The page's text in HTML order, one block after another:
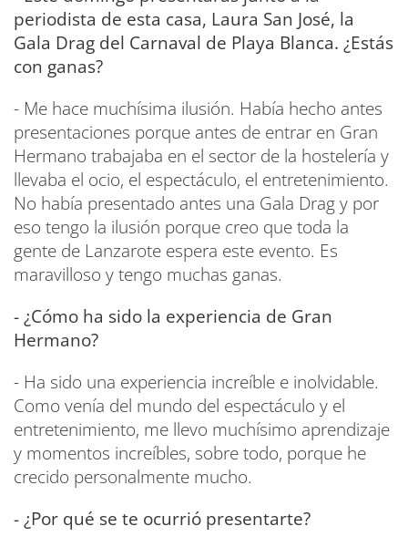
periodista de esta casa, Laura San José, la
Gala Drag del Carnaval de Playa Blanca. ¿Estás
con ganas?
- Me hace muchísima ilusión. Había hecho antes
presentaciones porque antes de entrar en Gran
Hermano trabajaba en el sector de la hostelería y
llevaba el ocio, el espectáculo, el entretenimiento.
No había presentado antes una Gala Drag y por
eso tengo la ilusión porque creo que toda la
gente de Lanzarote espera este evento. Es
maravilloso y tengo muchas ganas.
- ¿Cómo ha sido la experiencia de Gran
Hermano?
- Ha sido una experiencia increíble e inolvidable.
Como venía del mundo del espectáculo y el
entretenimiento, me llevo muchísimo aprendizaje
y momentos increíbles, sobre todo, porque he
crecido personalmente mucho.
- ¿Por qué se te ocurrió presentarte?